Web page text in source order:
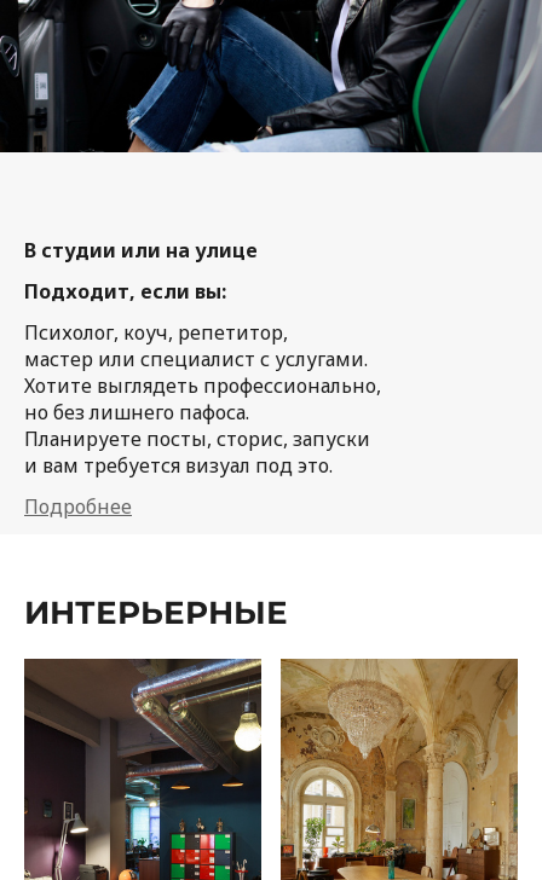
В студии или на улице
Подходит, если вы:
Психолог, коуч, репетитор,
мастер или специалист с услугами.
Хотите выглядеть профессионально,
но без лишнего пафоса.
Планируете посты, сторис, запуски
и вам требуется визуал под это.
Подробнее
ИНТЕРЬЕРНЫЕ